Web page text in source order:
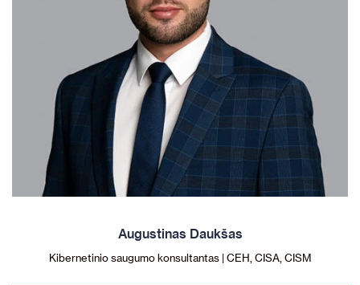
Augustinas Daukšas
Kibernetinio saugumo konsultantas | CEH, CISA, CISM